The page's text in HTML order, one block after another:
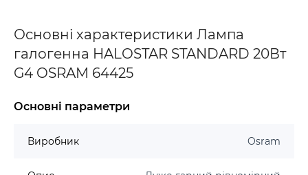
Основні характеристики Лампа
галогенна HALOSTAR STANDARD 20Вт
G4 OSRAM 64425
Основні параметри
Виробник Osram